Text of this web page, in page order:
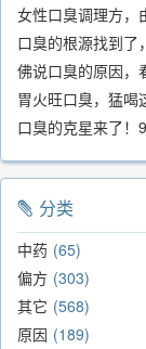
女性口臭调理方，
口臭的根源找到了
佛说口臭的原因，
胃火旺口臭，猛喝
分类
中药 65
偏方 303
其它 568
原因 189